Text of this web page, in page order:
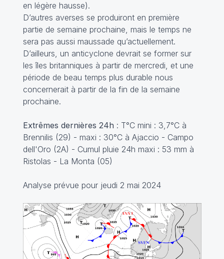
en légère hausse).
D’autres averses se produiront en première
partie de semaine prochaine, mais le temps ne
sera pas aussi maussade qu’actuellement.
D’ailleurs, un anticyclone devrait se former sur
les îles britanniques à partir de mercredi, et une
période de beau temps plus durable nous
concernerait à partir de la fin de la semaine
prochaine.
Extrêmes dernières 24h : T°C mini : 3,7°C à
Brennilis (29) - maxi : 30°C à Ajaccio - Campo
dell'Oro (2A) - Cumul pluie 24h maxi : 53 mm à
Ristolas - La Monta (05)
Analyse prévue pour jeudi 2 mai 2024